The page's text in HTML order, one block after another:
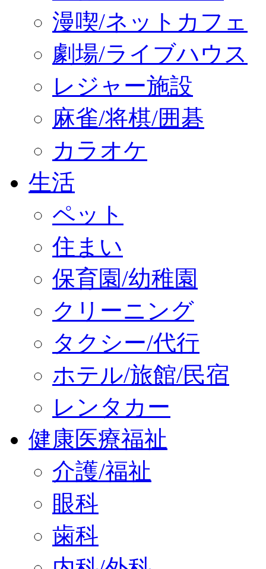
漫喫/ネットカフェ
劇場/ライブハウス
レジャー施設
麻雀/将棋/囲碁
カラオケ
生活
ペット
住まい
保育園/幼稚園
クリーニング
タクシー/代行
ホテル/旅館/民宿
レンタカー
健康医療福祉
介護/福祉
眼科
歯科